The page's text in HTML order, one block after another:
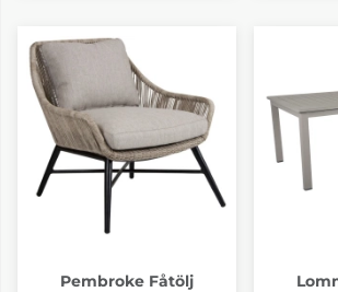
Pembroke Fåtölj